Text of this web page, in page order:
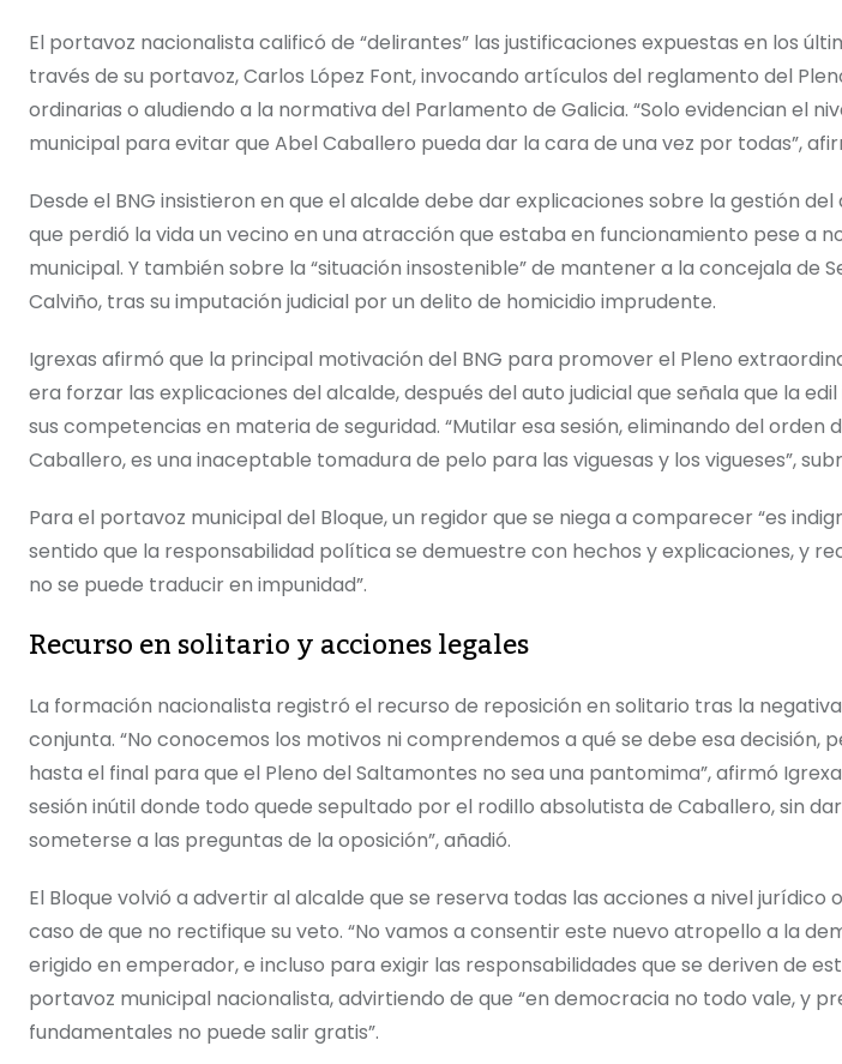
El portavoz nacionalista calificó de “delirantes” las justificaciones expuestas en los
través de su portavoz, Carlos López Font, invocando artículos del reglamento del
ordinarias o aludiendo a la normativa del Parlamento de Galicia. “Solo evidencian el
municipal para evitar que Abel Caballero pueda dar la cara de una vez por todas”,
Desde el BNG insistieron en que el alcalde debe dar explicaciones sobre la gestión
que perdió la vida un vecino en una atracción que estaba en funcionamiento pese a
municipal. Y también sobre la “situación insostenible” de mantener a la concejala de
Calviño, tras su imputación judicial por un delito de homicidio imprudente.
Igrexas afirmó que la principal motivación del BNG para promover el Pleno
era forzar las explicaciones del alcalde, después del auto judicial que señala que la
sus competencias en materia de seguridad. “Mutilar esa sesión, eliminando del
Caballero, es una inaceptable tomadura de pelo para las viguesas y los vigueses”,
Para el portavoz municipal del Bloque, un regidor que se niega a comparecer “es
sentido que la responsabilidad política se demuestre con hechos y explicaciones, y
no se puede traducir en impunidad”.
Recurso en solitario y acciones legales
La formación nacionalista registró el recurso de reposición en solitario tras la
conjunta. “No conocemos los motivos ni comprendemos a qué se debe esa decisión,
hasta el final para que el Pleno del Saltamontes no sea una pantomima”, afirmó
sesión inútil donde todo quede sepultado por el rodillo absolutista de Caballero, sin
someterse a las preguntas de la oposición”, añadió.
El Bloque volvió a advertir al alcalde que se reserva todas las acciones a nivel
caso de que no rectifique su veto. “No vamos a consentir este nuevo atropello a la
erigido en emperador, e incluso para exigir las responsabilidades que se deriven de
portavoz municipal nacionalista, advirtiendo de que “en democracia no todo vale, y
fundamentales no puede salir gratis”.